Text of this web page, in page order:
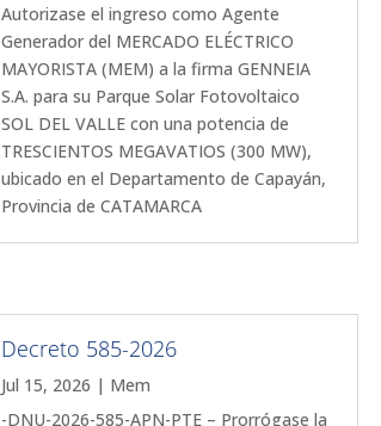
Autorizase el ingreso como Agente
Generador del MERCADO ELÉCTRICO
MAYORISTA (MEM) a la firma GENNEIA
S.A. para su Parque Solar Fotovoltaico
SOL DEL VALLE con una potencia de
TRESCIENTOS MEGAVATIOS (300 MW),
ubicado en el Departamento de Capayán,
Provincia de CATAMARCA
Decreto 585-2026
Jul 15, 2026 | Mem
-DNU-2026-585-APN-PTE – Prorrógase la